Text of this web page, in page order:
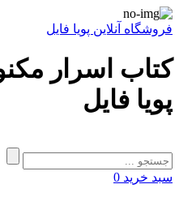
فروشگاه آنلاین پویا فایل
کتاب اسرار
پویا فایل
سبد خرید 0